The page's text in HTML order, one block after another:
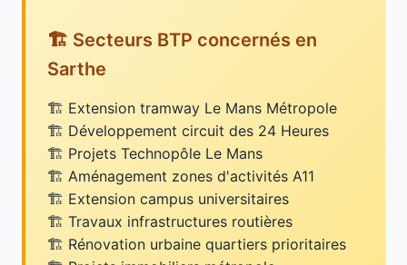
🏗️ Secteurs BTP concernés en
Sarthe
Extension tramway Le Mans Métropole
Développement circuit des 24 Heures
Projets Technopôle Le Mans
Aménagement zones d'activités A11
Extension campus universitaires
Travaux infrastructures routières
Rénovation urbaine quartiers prioritaires